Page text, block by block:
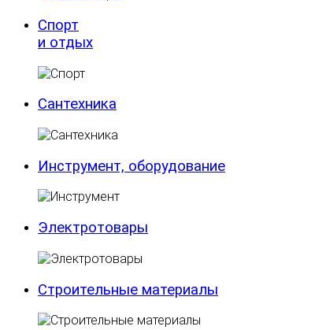
Спорт
и отдых
Сантехника
Инструмент, оборудование
Электротовары
Строительные материалы